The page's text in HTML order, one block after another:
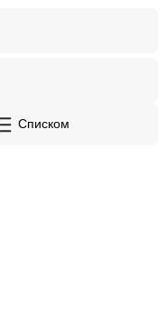
Списком